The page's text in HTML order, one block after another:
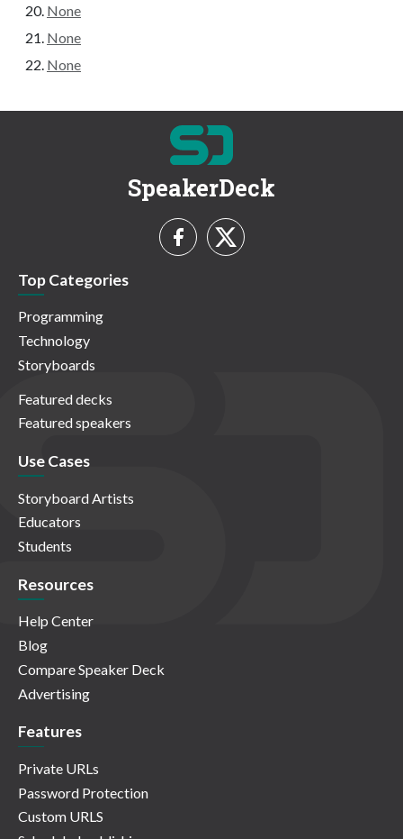
None
None
None
SpeakerDeck
Top Categories
Programming
Technology
Storyboards
Featured decks
Featured speakers
Use Cases
Storyboard Artists
Educators
Students
Resources
Help Center
Blog
Compare Speaker Deck
Advertising
Features
Private URLs
Password Protection
Custom URLS